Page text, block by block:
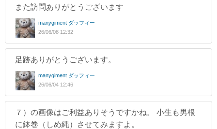
また訪問ありがとうございます
manygiment ダッフィー
26/06/08 12:32
足跡ありがとうございます。
manygiment ダッフィー
26/06/04 12:46
７）の画像はご利益ありそうですかね。 小生も男根
に鉢巻（しめ縄）させてみますよ。